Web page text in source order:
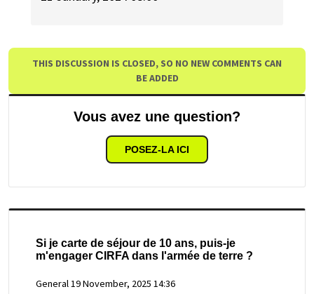
THIS DISCUSSION IS CLOSED, SO NO NEW COMMENTS CAN
BE ADDED
Vous avez une question?
POSEZ-LA ICI
Si je carte de séjour de 10 ans, puis-je
m'engager CIRFA dans l'armée de terre ?
General19 November, 2025 14:36